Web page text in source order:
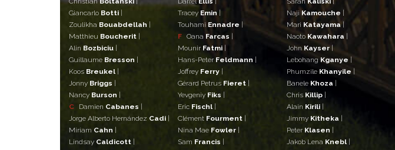
Giancarlo Botti |
Zoulikha Bouabdellah |
Matthieu Boucherit |
Alin Bozbiciu |
Guillaume Bresson |
Koos Breukel |
Jonny Briggs |
Nancy Burson |
C
Damien Cabanes |
Jorge Alberto Hernández Cadi |
Miriam Cahn |
Lindsay Caldicott |
Tracey Emin |
Touhami Ennadre |
F Oana Farcas |
Mounir Fatmi |
Hans-Peter Feldmann |
Joffrey Ferry |
Gérard Petrus Fieret |
Yevgeniy Fiks |
Eric Fischl |
Clément Fourment |
Nina Mae Fowler |
Sam Francis |
Naji Kamouche |
Mari Katayama |
Naoto Kawahara |
John Kayser |
Lebohang Kganye |
Phumzile Khanyile |
Banele Khoza |
Chris Killip |
Alain Kirili |
Jimmy Kitheka |
Peter Klasen |
Jakob Lena Knebl |